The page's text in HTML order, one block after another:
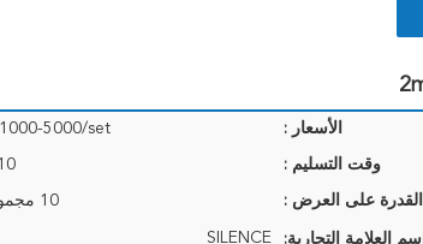
الأسعار : 5000/set
وقت التسليم : 10
القدرة على العرض : 10 مجموعات
اسم العلامة التجارية: SILENCE